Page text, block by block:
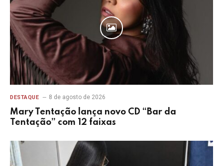
Entrega de Cadeiras de Rodas Eunápolis
Governador do Rotary Club
Luiz Augusto Freitas Conceição Rotary Club
Facebook Twitter WhatsApp
Posts Relacionados